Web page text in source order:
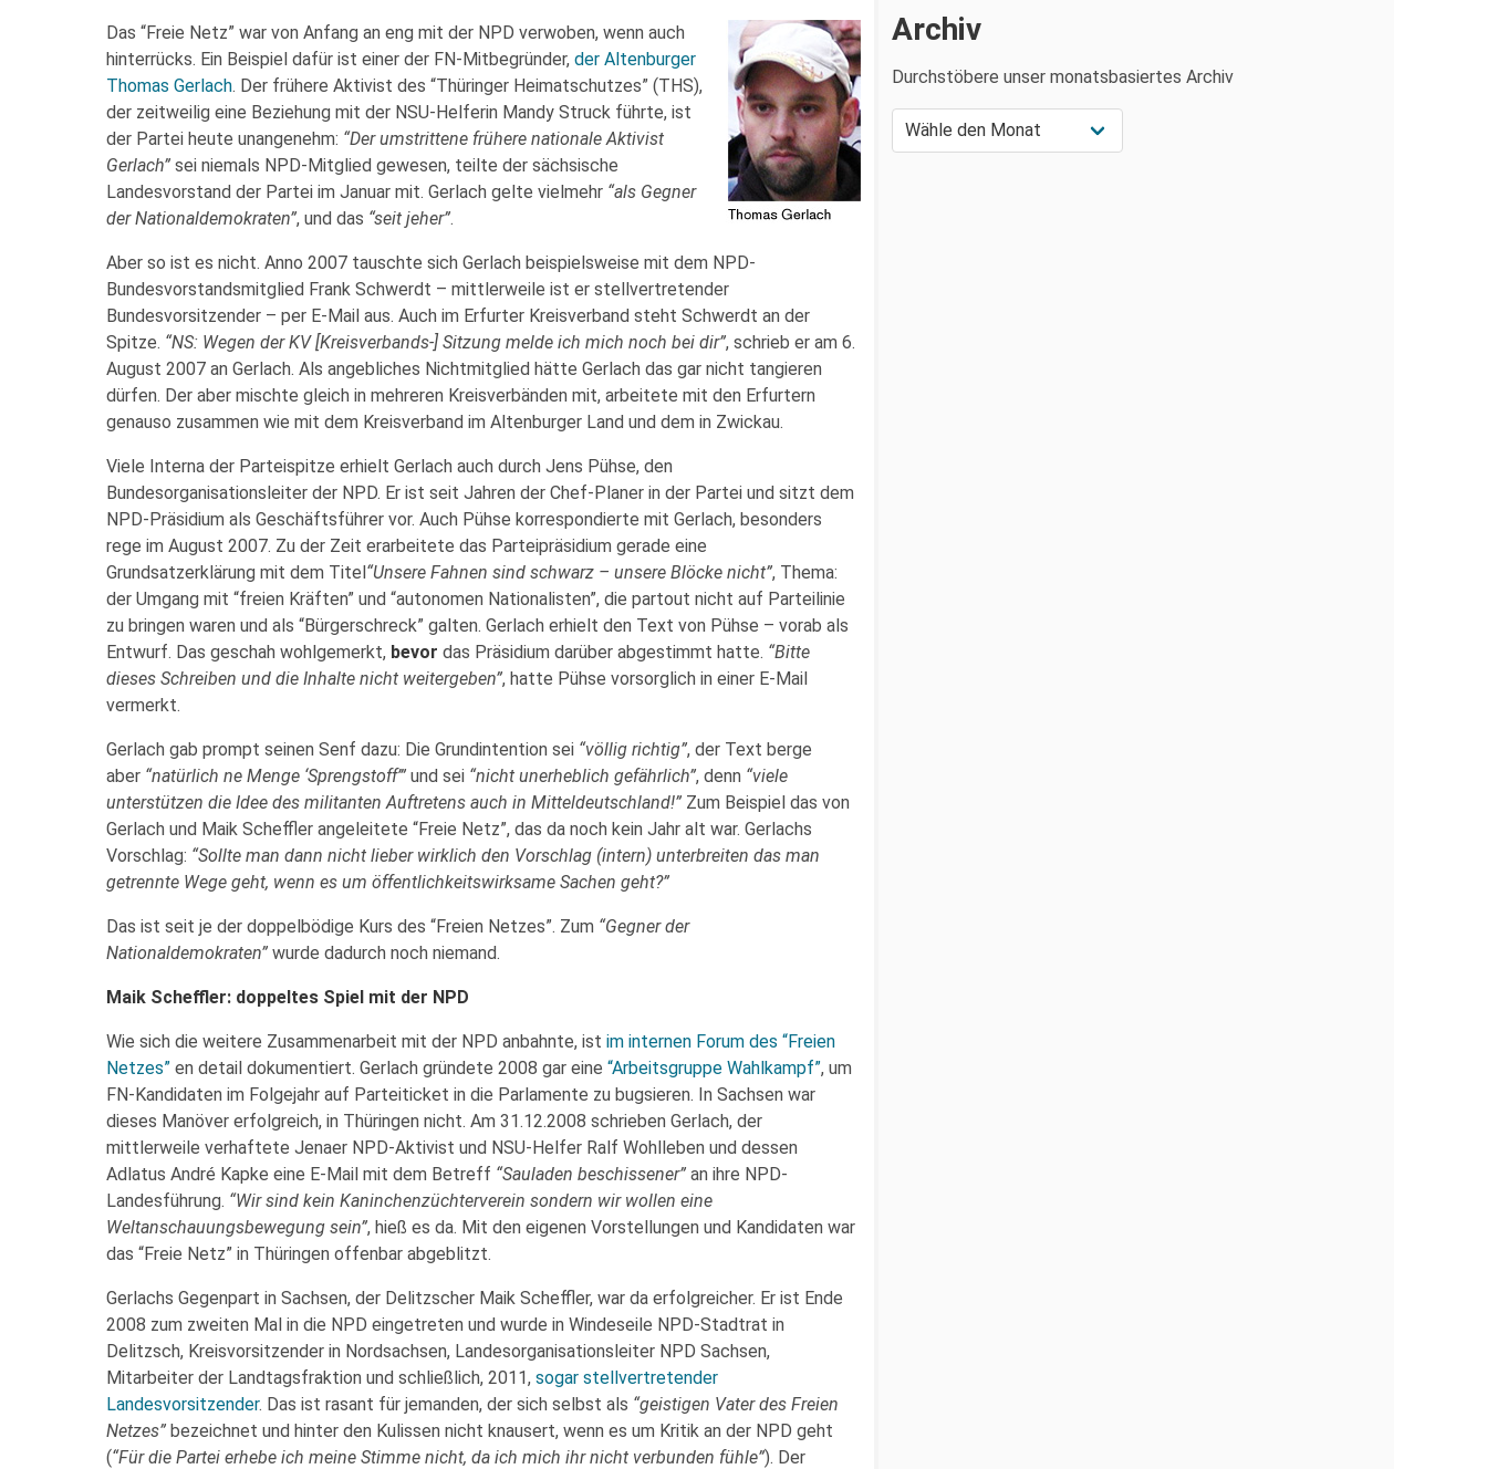
Das “Freie Netz” war von Anfang an eng mit der NPD verwoben, wenn auch
hinterrücks. Ein Beispiel dafür ist einer der FN-Mitbegründer, der Altenburger
Thomas Gerlach. Der frühere Aktivist des “Thüringer Heimatschutzes” (THS),
der zeitweilig eine Beziehung mit der NSU-Helferin Mandy Struck führte, ist
der Partei heute unangenehm: “Der umstrittene frühere nationale Aktivist
Gerlach” sei niemals NPD-Mitglied gewesen, teilte der sächsische
Landesvorstand der Partei im Januar mit. Gerlach gelte vielmehr “als Gegner
der Nationaldemokraten”, und das “seit jeher”.
Aber so ist es nicht. Anno 2007 tauschte sich Gerlach beispielsweise mit dem NPD-
Bundesvorstandsmitglied Frank Schwerdt – mittlerweile ist er stellvertretender
Bundesvorsitzender – per E-Mail aus. Auch im Erfurter Kreisverband steht Schwerdt an der
Spitze. “NS: Wegen der KV [Kreisverbands-] Sitzung melde ich mich noch bei dir”, schrieb er am 6.
August 2007 an Gerlach. Als angebliches Nichtmitglied hätte Gerlach das gar nicht tangieren
dürfen. Der aber mischte gleich in mehreren Kreisverbänden mit, arbeitete mit den Erfurtern
genauso zusammen wie mit dem Kreisverband im Altenburger Land und dem in Zwickau.
Viele Interna der Parteispitze erhielt Gerlach auch durch Jens Pühse, den
Bundesorganisationsleiter der NPD. Er ist seit Jahren der Chef-Planer in der Partei und sitzt dem
NPD-Präsidium als Geschäftsführer vor. Auch Pühse korrespondierte mit Gerlach, besonders
rege im August 2007. Zu der Zeit erarbeitete das Parteipräsidium gerade eine
Grundsatzerklärung mit dem Titel“Unsere Fahnen sind schwarz – unsere Blöcke nicht”, Thema:
der Umgang mit “freien Kräften” und “autonomen Nationalisten”, die partout nicht auf Parteilinie
zu bringen waren und als “Bürgerschreck” galten. Gerlach erhielt den Text von Pühse – vorab als
Entwurf. Das geschah wohlgemerkt, bevor das Präsidium darüber abgestimmt hatte. “Bitte
dieses Schreiben und die Inhalte nicht weitergeben”, hatte Pühse vorsorglich in einer E-Mail
vermerkt.
Gerlach gab prompt seinen Senf dazu: Die Grundintention sei “völlig richtig”, der Text berge
aber “natürlich ne Menge ‘Sprengstoff’” und sei “nicht unerheblich gefährlich”, denn “viele
unterstützen die Idee des militanten Auftretens auch in Mitteldeutschland!” Zum Beispiel das von
Gerlach und Maik Scheffler angeleitete “Freie Netz”, das da noch kein Jahr alt war. Gerlachs
Vorschlag: “Sollte man dann nicht lieber wirklich den Vorschlag (intern) unterbreiten das man
getrennte Wege geht, wenn es um öffentlichkeitswirksame Sachen geht?”
Das ist seit je der doppelbödige Kurs des “Freien Netzes”. Zum “Gegner der
Nationaldemokraten” wurde dadurch noch niemand.
Maik Scheffler: doppeltes Spiel mit der NPD
Wie sich die weitere Zusammenarbeit mit der NPD anbahnte, ist im internen Forum des “Freien
Netzes” en detail dokumentiert. Gerlach gründete 2008 gar eine “Arbeitsgruppe Wahlkampf”, um
FN-Kandidaten im Folgejahr auf Parteiticket in die Parlamente zu bugsieren. In Sachsen war
dieses Manöver erfolgreich, in Thüringen nicht. Am 31.12.2008 schrieben Gerlach, der
mittlerweile verhaftete Jenaer NPD-Aktivist und NSU-Helfer Ralf Wohlleben und dessen
Adlatus André Kapke eine E-Mail mit dem Betreff “Sauladen beschissener” an ihre NPD-
Landesführung. “Wir sind kein Kaninchenzüchterverein sondern wir wollen eine
Weltanschauungsbewegung sein”, hieß es da. Mit den eigenen Vorstellungen und Kandidaten war
das “Freie Netz” in Thüringen offenbar abgeblitzt.
Gerlachs Gegenpart in Sachsen, der Delitzscher Maik Scheffler, war da erfolgreicher. Er ist Ende
2008 zum zweiten Mal in die NPD eingetreten und wurde in Windeseile NPD-Stadtrat in
Delitzsch, Kreisvorsitzender in Nordsachsen, Landesorganisationsleiter NPD Sachsen,
Mitarbeiter der Landtagsfraktion und schließlich, 2011, sogar stellvertretender
Landesvorsitzender. Das ist rasant für jemanden, der sich selbst als “geistigen Vater des Freien
Netzes” bezeichnet und hinter den Kulissen nicht knausert, wenn es um Kritik an der NPD geht
(“Für die Partei erhebe ich meine Stimme nicht, da ich mich ihr nicht verbunden fühle”). Der
Archiv
Durchstöbere unser monatsbasiertes Archiv